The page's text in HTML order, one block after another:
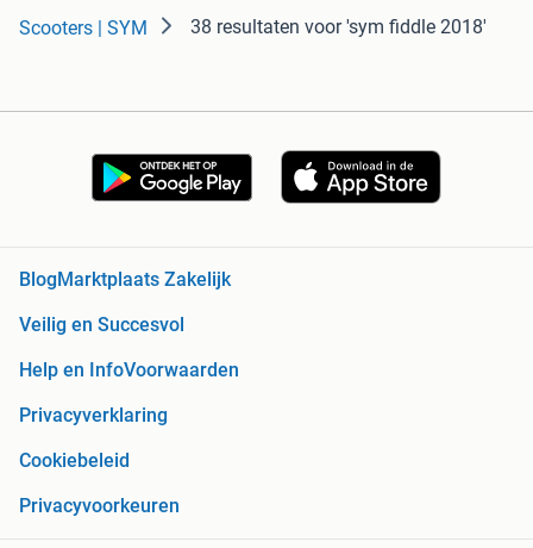
Scooters | SYM 38 resultaten voor 'sym fiddle 2018'
Blog Marktplaats Zakelijk
Veilig en Succesvol
Help en InfoVoorwaarden
Privacyverklaring
Cookiebeleid
Privacyvoorkeuren